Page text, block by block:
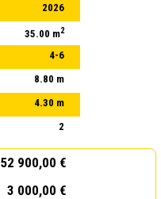
2026
35.00 m2
4-6
8.80 m
4.30 m
2
52 900,00 €
3 000,00 €